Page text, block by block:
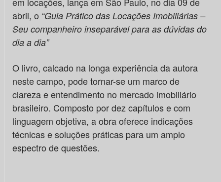
abril, o “Guia Prático das Locações Imobiliárias –
Seu companheiro inseparável para as dúvidas do
dia a dia”
O livro, calcado na longa experiência da autora
neste campo, pode tornar-se um marco de
clareza e entendimento no mercado imobiliário
brasileiro. Composto por dez capítulos e com
linguagem objetiva, a obra oferece indicações
técnicas e soluções práticas para um amplo
espectro de questões.